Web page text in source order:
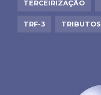
TERCEIRIZAÇÃO
TRF-3 TRIBUTOS